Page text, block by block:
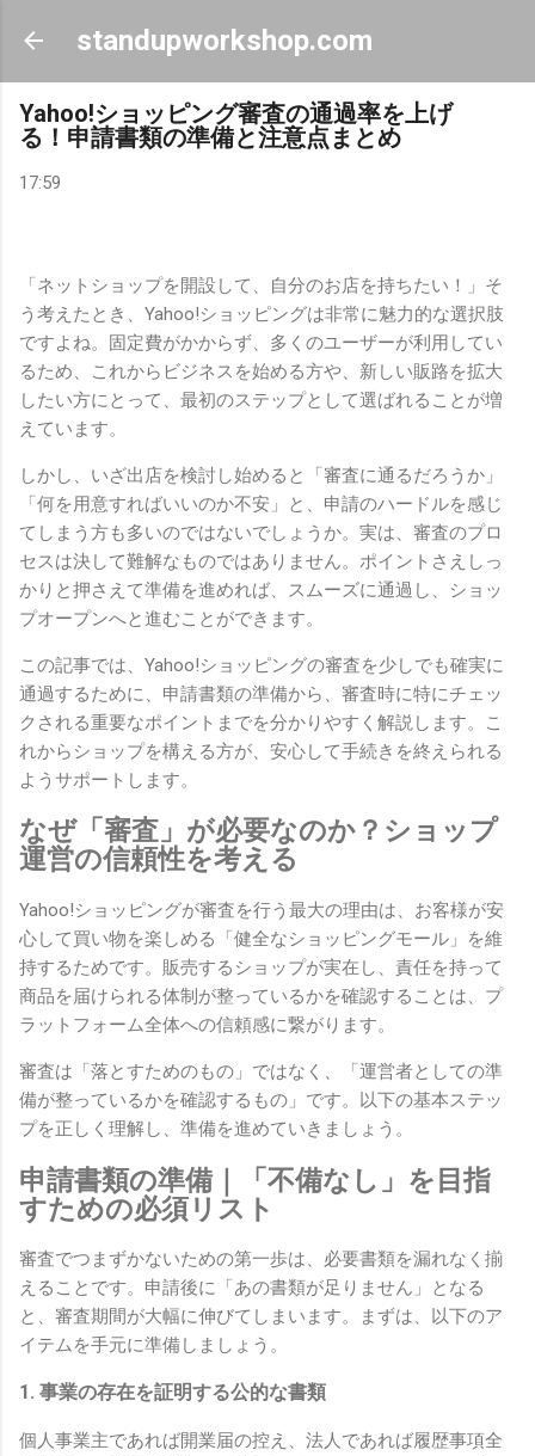
スキップしてメイン コンテンツに移動
standupworkshop.com
Yahoo!ショッピング審査の通過率を上げ
る！申請書類の準備と注意点まとめ
17:59
「ネットショップを開設して、自分のお店を持ちたい！」そ
う考えたとき、Yahoo!ショッピングは非常に魅力的な選択肢
ですよね。固定費がかからず、多くのユーザーが利用してい
るため、これからビジネスを始める方や、新しい販路を拡大
したい方にとって、最初のステップとして選ばれることが増
えています。
しかし、いざ出店を検討し始めると「審査に通るだろうか」
「何を用意すればいいのか不安」と、申請のハードルを感じ
てしまう方も多いのではないでしょうか。実は、審査のプロ
セスは決して難解なものではありません。ポイントさえしっ
かりと押さえて準備を進めれば、スムーズに通過し、ショッ
プオープンへと進むことができます。
この記事では、Yahoo!ショッピングの審査を少しでも確実に
通過するために、申請書類の準備から、審査時に特にチェッ
クされる重要なポイントまでを分かりやすく解説します。こ
れからショップを構える方が、安心して手続きを終えられる
ようサポートします。
なぜ「審査」が必要なのか？ショップ
運営の信頼性を考える
Yahoo!ショッピングが審査を行う最大の理由は、お客様が安
心して買い物を楽しめる「健全なショッピングモール」を維
持するためです。販売するショップが実在し、責任を持って
商品を届けられる体制が整っているかを確認することは、プ
ラットフォーム全体への信頼感に繋がります。
審査は「落とすためのもの」ではなく、「運営者としての準
備が整っているかを確認するもの」です。以下の基本ステッ
プを正しく理解し、準備を進めていきましょう。
申請書類の準備｜「不備なし」を目指
すための必須リスト
審査でつまずかないための第一歩は、必要書類を漏れなく揃
えることです。申請後に「あの書類が足りません」となる
と、審査期間が大幅に伸びてしまいます。まずは、以下のア
イテムを手元に準備しましょう。
1. 事業の存在を証明する公的な書類
個人事業主であれば開業届の控え、法人であれば履歴事項全